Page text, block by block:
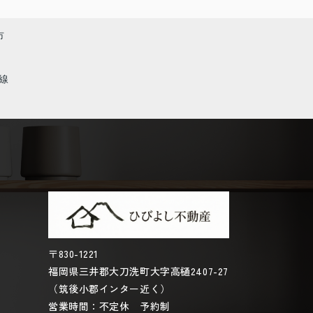
〒830-1221
福岡県三井郡大刀洗町大字高樋2407-27
（筑後小郡インター近く）
営業時間：不定休 予約制